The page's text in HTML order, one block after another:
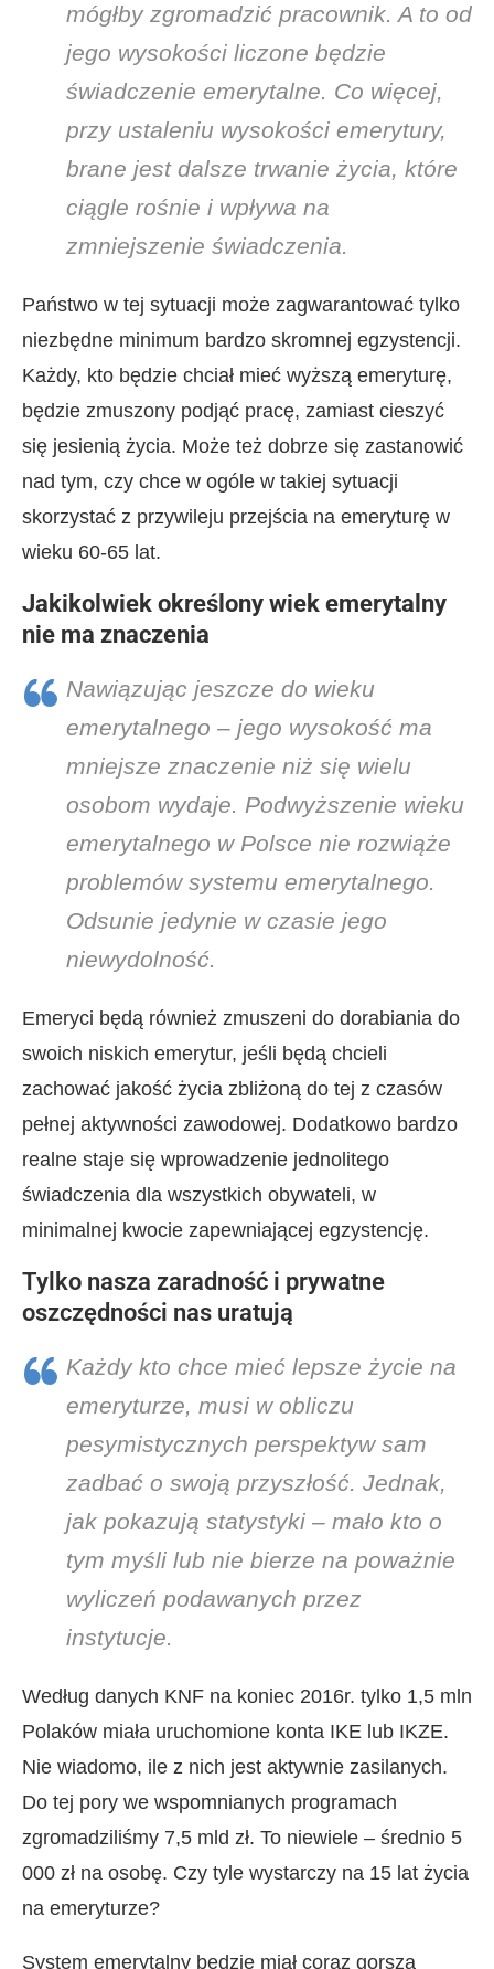
mógłby zgromadzić pracownik. A to od
jego wysokości liczone będzie
świadczenie emerytalne. Co więcej,
przy ustaleniu wysokości emerytury,
brane jest dalsze trwanie życia, które
ciągle rośnie i wpływa na
zmniejszenie świadczenia.
Państwo w tej sytuacji może zagwarantować tylko
niezbędne minimum bardzo skromnej egzystencji.
Każdy, kto będzie chciał mieć wyższą emeryturę,
będzie zmuszony podjąć pracę, zamiast cieszyć
się jesienią życia. Może też dobrze się zastanowić
nad tym, czy chce w ogóle w takiej sytuacji
skorzystać z przywileju przejścia na emeryturę w
wieku 60-65 lat.
Jakikolwiek określony wiek emerytalny
nie ma znaczenia
Nawiązując jeszcze do wieku
emerytalnego – jego wysokość ma
mniejsze znaczenie niż się wielu
osobom wydaje. Podwyższenie wieku
emerytalnego w Polsce nie rozwiąże
problemów systemu emerytalnego.
Odsunie jedynie w czasie jego
niewydolność.
Emeryci będą również zmuszeni do dorabiania do
swoich niskich emerytur, jeśli będą chcieli
zachować jakość życia zbliżoną do tej z czasów
pełnej aktywności zawodowej. Dodatkowo bardzo
realne staje się wprowadzenie jednolitego
świadczenia dla wszystkich obywateli, w
minimalnej kwocie zapewniającej egzystencję.
Tylko nasza zaradność i prywatne
oszczędności nas uratują
Każdy kto chce mieć lepsze życie na
emeryturze, musi w obliczu
pesymistycznych perspektyw sam
zadbać o swoją przyszłość. Jednak,
jak pokazują statystyki – mało kto o
tym myśli lub nie bierze na poważnie
wyliczeń podawanych przez
instytucje.
Według danych KNF na koniec 2016r. tylko 1,5 mln
Polaków miała uruchomione konta IKE lub IKZE.
Nie wiadomo, ile z nich jest aktywnie zasilanych.
Do tej pory we wspomnianych programach
zgromadziliśmy 7,5 mld zł. To niewiele – średnio 5
000 zł na osobę. Czy tyle wystarczy na 15 lat życia
na emeryturze?
System emerytalny będzie miał coraz gorszą